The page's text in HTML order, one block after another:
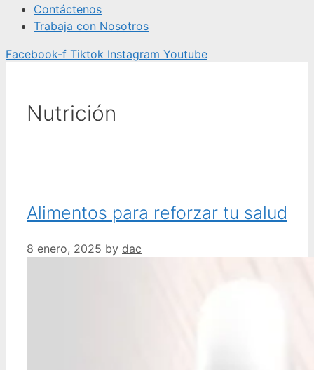
Contáctenos
Trabaja con Nosotros
Facebook-f Tiktok Instagram Youtube
Nutrición
Alimentos para reforzar tu salud
8 enero, 2025 by dac